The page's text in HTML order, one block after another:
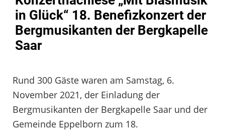
in Glück“ 18. Benefizkonzert der
Bergmusikanten der Bergkapelle
Saar
Rund 300 Gäste waren am Samstag, 6.
November 2021, der Einladung der
Bergmusikanten der Bergkapelle Saar und der
Gemeinde Eppelborn zum 18.